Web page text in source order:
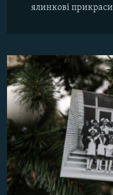
ялинкові прикраси​